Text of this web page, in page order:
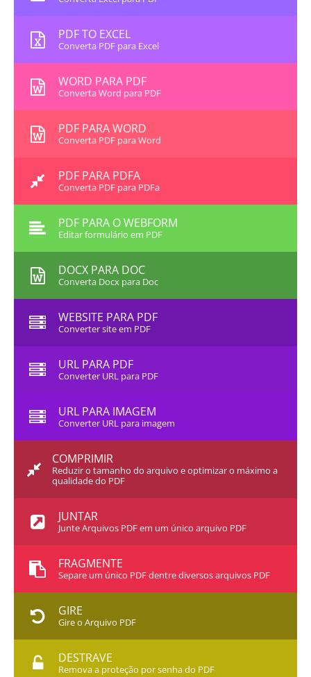
PDF TO EXCEL
Converta PDF para Excel
WORD PARA PDF
Converta Word para PDF
PDF PARA WORD
Converta PDF para Word
PDF PARA PDFA
Converta PDF para PDFa
PDF PARA O WEBFORM
Editar formulário em PDF
DOCX PARA DOC
Converta Docx para Doc
WEBSITE PARA PDF
Converter site em PDF
URL PARA PDF
Converter URL para PDF
URL PARA IMAGEM
Converter URL para imagem
COMPRIMIR
Reduzir o tamanho do arquivo e optimizar o máximo a
qualidade do PDF
JUNTAR
Junte Arquivos PDF em um único arquivo PDF
FRAGMENTE
Separe um único PDF dentre diversos arquivos PDF
GIRE
Gire o Arquivo PDF
DESTRAVE
Remova a proteção por senha do PDF